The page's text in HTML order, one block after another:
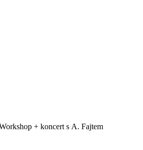
+ koncert s A. Fajtem